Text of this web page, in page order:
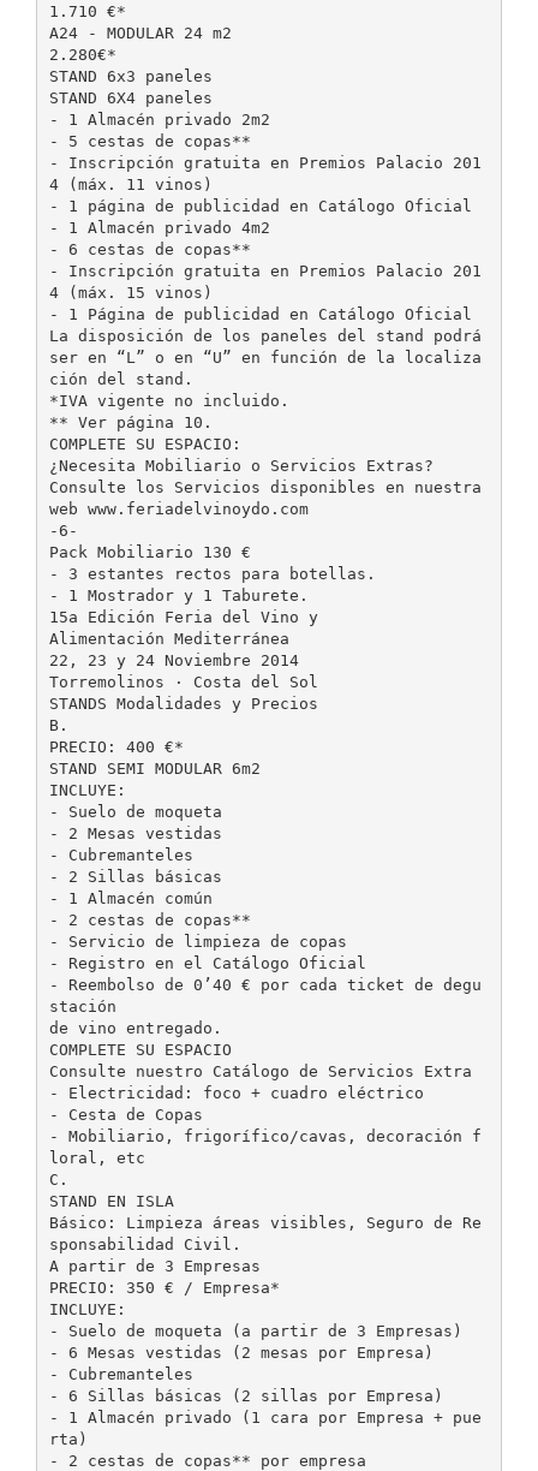
1.710 €*
A24 - MODULAR 24 m2
2.280€*
STAND 6x3 paneles
STAND 6X4 paneles
- 1 Almacén privado 2m2
- 5 cestas de copas**
- Inscripción gratuita en Premios Palacio 201
4 (máx. 11 vinos)
- 1 página de publicidad en Catálogo Oficial
- 1 Almacén privado 4m2
- 6 cestas de copas**
- Inscripción gratuita en Premios Palacio 201
4 (máx. 15 vinos)
- 1 Página de publicidad en Catálogo Oficial
La disposición de los paneles del stand podrá
ser en “L” o en “U” en función de la localiza
ción del stand.
*IVA vigente no incluido.
** Ver página 10.
COMPLETE SU ESPACIO:
¿Necesita Mobiliario o Servicios Extras?
Consulte los Servicios disponibles en nuestra
web www.feriadelvinoydo.com
-6-
Pack Mobiliario 130 €
- 3 estantes rectos para botellas.
- 1 Mostrador y 1 Taburete.
15a Edición Feria del Vino y
Alimentación Mediterránea
22, 23 y 24 Noviembre 2014
Torremolinos · Costa del Sol
STANDS Modalidades y Precios
B.
PRECIO: 400 €*
STAND SEMI MODULAR 6m2
INCLUYE:
- Suelo de moqueta
- 2 Mesas vestidas
- Cubremanteles
- 2 Sillas básicas
- 1 Almacén común
- 2 cestas de copas**
- Servicio de limpieza de copas
- Registro en el Catálogo Oficial
- Reembolso de 0’40 € por cada ticket de degu
stación
de vino entregado.
COMPLETE SU ESPACIO
Consulte nuestro Catálogo de Servicios Extra
- Electricidad: foco + cuadro eléctrico
- Cesta de Copas
- Mobiliario, frigorífico/cavas, decoración f
loral, etc
C.
STAND EN ISLA
Básico: Limpieza áreas visibles, Seguro de Re
sponsabilidad Civil.
A partir de 3 Empresas
PRECIO: 350 € / Empresa*
INCLUYE:
- Suelo de moqueta (a partir de 3 Empresas)
- 6 Mesas vestidas (2 mesas por Empresa)
- Cubremanteles
- 6 Sillas básicas (2 sillas por Empresa)
- 1 Almacén privado (1 cara por Empresa + pue
rta)
- 2 cestas de copas** por empresa